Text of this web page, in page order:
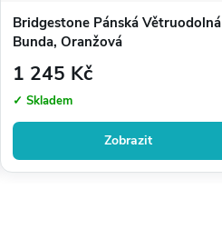
Bridgestone Pánská Větruodolná
Bunda, Oranžová
1 245 Kč
✓ Skladem
Zobrazit